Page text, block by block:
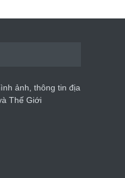
Trà sẽ là khu
Gòn
Nam 25/04/2020
ảnh, thông tin địa
Thế Giới